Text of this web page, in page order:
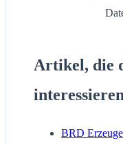
Artikel, die
BRD